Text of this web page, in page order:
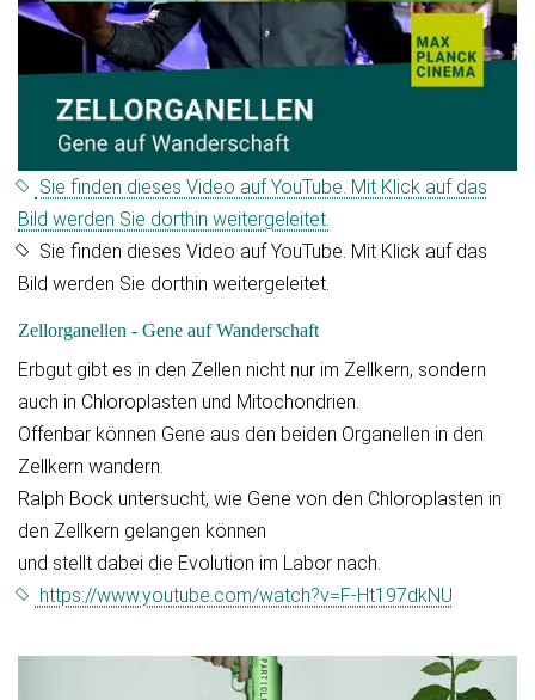
Sie finden dieses Video auf YouTube. Mit Klick auf das
Bild werden Sie dorthin weitergeleitet.
Sie finden dieses Video auf YouTube. Mit Klick auf das
Bild werden Sie dorthin weitergeleitet.
Zellorganellen - Gene auf Wanderschaft
Erbgut gibt es in den Zellen nicht nur im Zellkern, sondern
auch in Chloroplasten und Mitochondrien.
Offenbar können Gene aus den beiden Organellen in den
Zellkern wandern.
Ralph Bock untersucht, wie Gene von den Chloroplasten in
den Zellkern gelangen können
und stellt dabei die Evolution im Labor nach.
https://www.youtube.com/watch?v=F-Ht197dkNU